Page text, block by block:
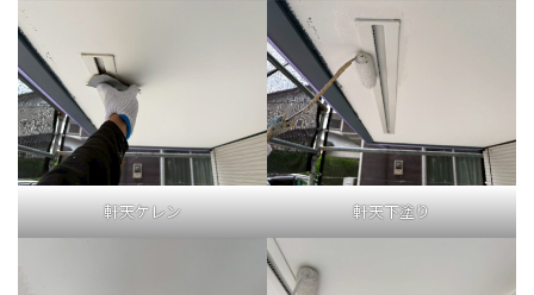
軒天ケレン 軒天下塗り